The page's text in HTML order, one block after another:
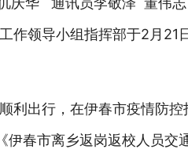
作领导小组指挥部于2月21
利出行，在伊春市疫情防
春市离乡返岗返校人员交